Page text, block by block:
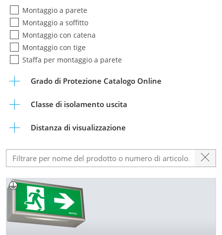
Montaggio a parete
Montaggio a soffitto
Montaggio con catena
Montaggio con tige
Staffa per montaggio a parete
Grado di Protezione Catalogo Online
Classe di isolamento uscita
Distanza di visualizzazione